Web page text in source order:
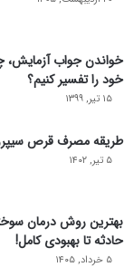
خواندن جواب آزمایش،
خود را تفسیر کنیم؟
۱۵ تیر, ۱۳۹۹
طریقه مصرف قرص
۵ تیر, ۱۴۰۲
بهترین روش درمان
حادثه تا بهبودی کامل!
۵ خرداد, ۱۴۰۵